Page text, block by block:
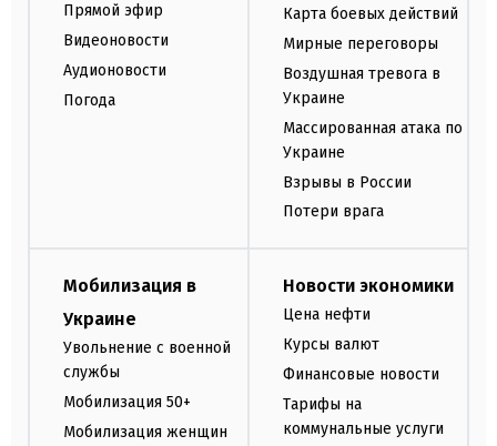
Прямой эфир
Видеоновости
Аудионовости
Погода
Карта боевых действий
Мирные переговоры
Воздушная тревога в
Украине
Массированная атака по
Украине
Взрывы в России
Потери врага
Мобилизация в
Украине
Увольнение с военной
службы
Мобилизация 50+
Мобилизация женщин
Новости экономики
Цена нефти
Курсы валют
Финансовые новости
Тарифы на
коммунальные услуги